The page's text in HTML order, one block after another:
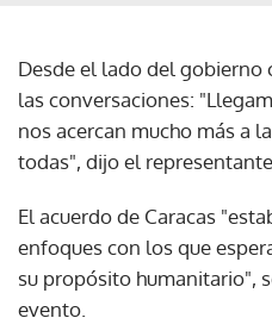
Desde el lado del gobierno
las conversaciones:
nos acercan mucho más a
todas", dijo el
El acuerdo de Caracas
enfoques con los que
su propósito humanitario",
evento.